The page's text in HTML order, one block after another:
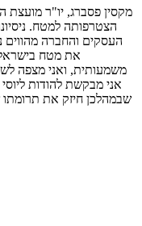
מקסין פסברג, יו"ר
הצטרפותה למטח.
העסקים והחברה מהווים
את מטח בישראל
משמעותית, ואני מצפה
אני מבקשת להודות
שבמהלכן חיזק את